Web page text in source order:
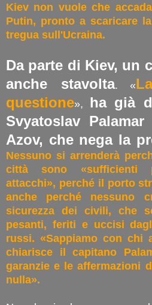
Kiev non vuole che
Putin, pronto a scaricare
tregua sull'Ucraina.
Da parte di Kiev, un
anche stavolta. «
questione», ha già
Svyatoslav
Azov, che nega la
Nessuno si arrenderà
città sono «sufficienti
attacchi», perché il porto
anche perché nessuno
sicurezza dei civili, che
pesanti, feriti e uccisi
russi. «Sappiamo con chi
chiarisce il capitano
garanzie e le affermazioni
nulla».